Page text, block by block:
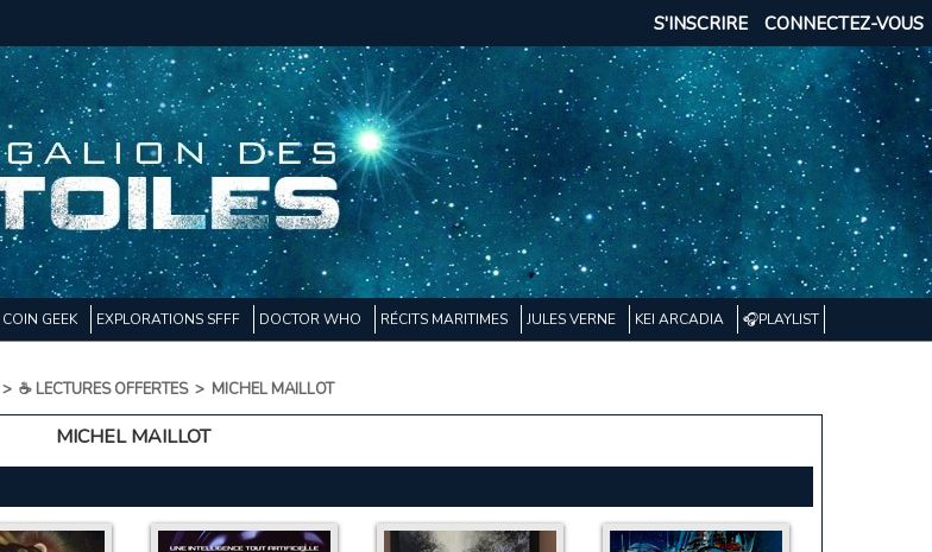
CONNECTEZ-VOUS
S'INSCRIRE
COIN GEEK EXPLORATIONS SFFF DOCTOR WHO RÉCITS MARITIMES JULES VERNE KEI ARCADIA 🎧PLAYLIST
> ☕ LECTURES OFFERTES > MICHEL MAILLOT
MICHEL MAILLOT